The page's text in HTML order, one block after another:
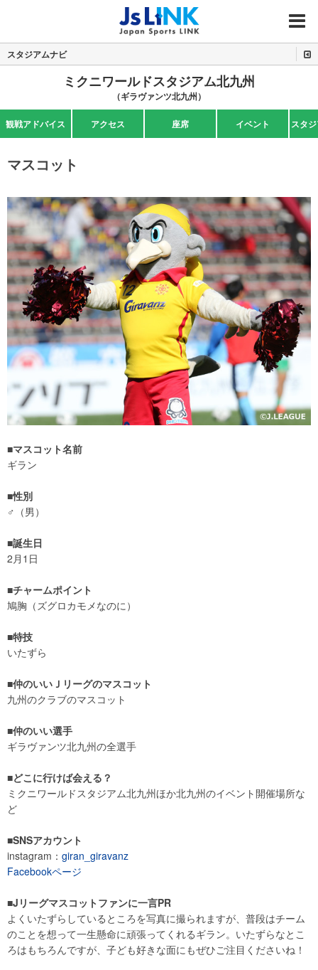
MENU
スタジアムナビ
ミクニワールドスタジアム北九州
（ギラヴァンツ北九州）
観戦アドバイス アクセス 座席 イベント スタ
マスコット
■マスコット名前
ギラン
■性別
♂（男）
■誕生日
2月1日
■チャームポイント
鳩胸（ズグロカモメなのに）
■特技
いたずら
■仲のいいＪリーグのマスコット
九州のクラブのマスコット
■仲のいい選手
ギラヴァンツ北九州の全選手
■どこに行けば会える？
ミクニワールドスタジアム北九州ほか北九州のイベント開催場所な
ど
■SNSアカウント
instagram： giran_giravanz
Facebookページ
■Jリーグマスコットファンに一言PR
よくいたずらしているところを写真に撮られますが、普段はチーム
のことを想って一生懸命に頑張ってくれるギラン。いたずらなとこ
ろはもちろんですが、子ども好きな面にもぜひご注目くださいね！